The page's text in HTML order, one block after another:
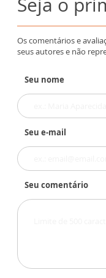
Os comentários e
seus autores e não
Seu nome
Seu e-mail
Seu comentário